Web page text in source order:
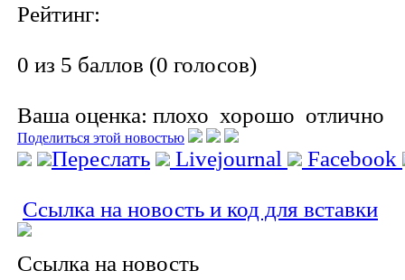
Рейтинг:
0 из 5 баллов (0 голосов)
Ваша оценка: плохо хорошо отлично
Поделиться этой новостью
Переслать Livejournal Facebook
Ссылка на новость и код для вставки
Ссылка на новость